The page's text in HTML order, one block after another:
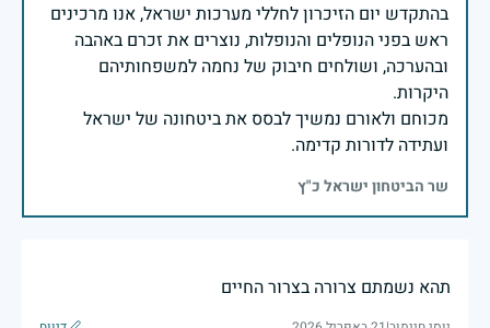
בהתקדש יום הזיכרון לחללי מערכות ישראל, אנו מרכינים
ראש בפני הנופלים והנופלות, נוצרים את זכרם באהבה
ובהערכה, ושולחים חיבוק של נחמה למשפחותיהם
מכוחם ולאורם נמשיך לבסס את ביטחונה של ישראל
ועתידה לדורות קדימה.
שר הביטחון ישראל כ"ץ
תהא נשמתם צרורה בצרור החיים